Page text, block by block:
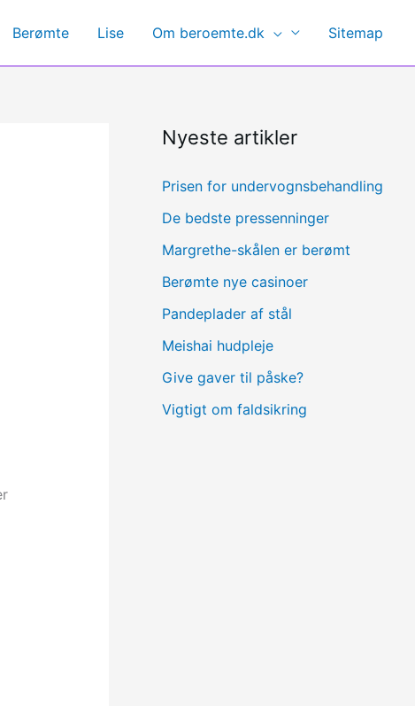
Berømte Lise Om beroemte.dk Sitemap
Nyeste artikler
Prisen for undervognsbehandling
De bedste pressenninger
Margrethe-skålen er berømt
Berømte nye casinoer
Pandeplader af stål
Meishai hudpleje
Give gaver til påske?
Vigtigt om faldsikring